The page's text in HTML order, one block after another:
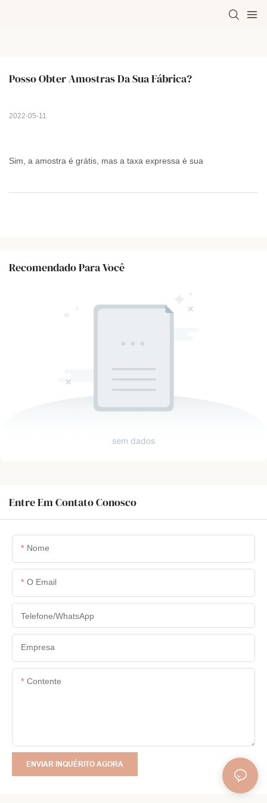
Posso Obter Amostras Da Sua Fábrica?
2022-05-11
Sim, a amostra é grátis, mas a taxa expressa é sua
Recomendado Para Você
sem dados
Entre Em Contato Conosco
Nome
O Email
Telefone/WhatsApp
Empresa
Contente
ENVIAR INQUÉRITO AGORA